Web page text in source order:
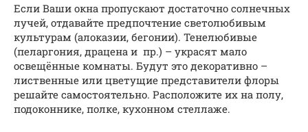
Если Ваши окна пропускают достаточно солнечных
лучей, отдавайте предпочтение светолюбивым
культурам (алоказии, бегонии). Тенелюбивые
(пеларгония, драцена и пр.) – украсят мало
освещённые комнаты. Будут это декоративно –
лиственные или цветущие представители флоры
решайте самостоятельно. Расположите их на полу,
подоконнике, полке, кухонном стеллаже.